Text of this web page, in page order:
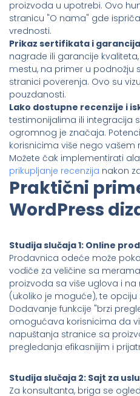
proizvoda u upotrebi. Ovo
stranicu "O nama" gde
vrednosti.
Prikaz sertifikata i
nagrade ili garancije
mestu, na primer u podnožju
stranici poverenja. Ovo su
pouzdanosti.
Lako dostupne recenzije i
testimonijalima ili integracija
ogromnog je značaja.
korisnicima više nego vašem
Možete čak implementirati
prikupljanje recenzija nakon
Praktični
WordPress
Studija slučaja 1: Online
Prodavnica odeće može
vodiče za veličine sa
proizvoda sa više uglova i
(ukoliko je moguće), te
Dodavanje funkcije "brzi
omogućava korisnicima da
napuštanja stranice sa
pregledanja efikasnijim i
Studija slučaja 2: Sajt za
Za konsultanta, briga se